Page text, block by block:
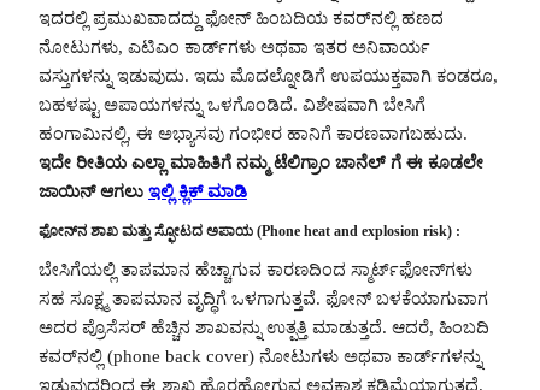
ಇದರಲ್ಲಿ ಪ್ರಮುಖವಾದದ್ದು ಫೋನ್ ಹಿಂಬದಿಯ ಕವರ್‌ನಲ್ಲಿ ಹಣದ
ನೋಟುಗಳು, ಎಟಿಎಂ ಕಾರ್ಡ್‌ಗಳು ಅಥವಾ ಇತರ ಅನಿವಾರ್ಯ
ವಸ್ತುಗಳನ್ನು ಇಡುವುದು. ಇದು ಮೊದಲ್ನೋಡಿಗೆ ಉಪಯುಕ್ತವಾಗಿ ಕಂಡರೂ,
ಬಹಳಷ್ಟು ಅಪಾಯಗಳನ್ನು ಒಳಗೊಂಡಿದೆ. ವಿಶೇಷವಾಗಿ ಬೇಸಿಗೆ
ಹಂಗಾಮಿನಲ್ಲಿ, ಈ ಅಭ್ಯಾಸವು ಗಂಭೀರ ಹಾನಿಗೆ ಕಾರಣವಾಗಬಹುದು.
ಇದೇ ರೀತಿಯ ಎಲ್ಲಾ ಮಾಹಿತಿಗೆ ನಮ್ಮ ಟೆಲಿಗ್ರಾಂ ಚಾನೆಲ್ ಗೆ ಈ ಕೂಡಲೇ
ಜಾಯಿನ್ ಆಗಲು ಇಲ್ಲಿ ಕ್ಲಿಕ್ ಮಾಡಿ
ಫೋನ್‌ನ ಶಾಖ ಮತ್ತು ಸ್ಫೋಟದ ಅಪಾಯ (Phone heat and explosion risk) :
ಬೇಸಿಗೆಯಲ್ಲಿ ತಾಪಮಾನ ಹೆಚ್ಚಾಗುವ ಕಾರಣದಿಂದ ಸ್ಮಾರ್ಟ್‌ಫೋನ್‌ಗಳು
ಸಹ ಸೂಕ್ಷ್ಮ ತಾಪಮಾನ ವೃದ್ಧಿಗೆ ಒಳಗಾಗುತ್ತವೆ. ಫೋನ್ ಬಳಕೆಯಾಗುವಾಗ
ಅದರ ಪ್ರೊಸೆಸರ್ ಹೆಚ್ಚಿನ ಶಾಖವನ್ನು ಉತ್ಪತ್ತಿ ಮಾಡುತ್ತದೆ. ಆದರೆ, ಹಿಂಬದಿ
ಕವರ್‌ನಲ್ಲಿ (phone back cover) ನೋಟುಗಳು ಅಥವಾ ಕಾರ್ಡ್‌ಗಳನ್ನು
ಇಡುವುದರಿಂದ ಈ ಶಾಖ ಹೊರಹೋಗುವ ಅವಕಾಶ ಕಡಿಮೆಯಾಗುತ್ತದೆ.